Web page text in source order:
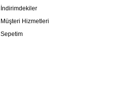
İndirimdekiler
Müşteri Hizmetleri
Sepetim